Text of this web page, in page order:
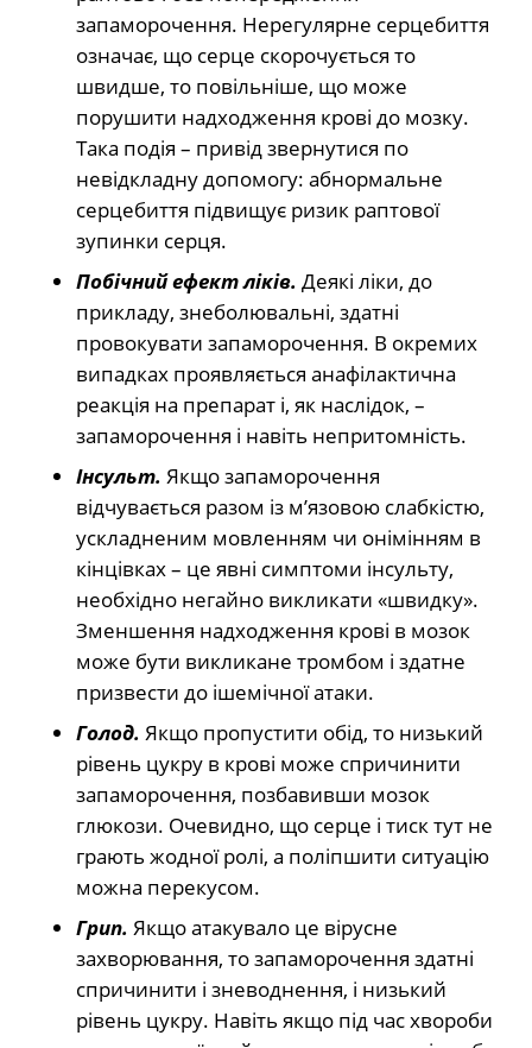
запаморочення. Нерегулярне серцебиття
означає, що серце скорочується то
швидше, то повільніше, що може
порушити надходження крові до мозку.
Така подія – привід звернутися по
невідкладну допомогу: абнормальне
серцебиття підвищує ризик раптової
зупинки серця.
Побічний ефект ліків. Деякі ліки, до
прикладу, знеболювальні, здатні
провокувати запаморочення. В окремих
випадках проявляється анафілактична
реакція на препарат і, як наслідок, –
запаморочення і навіть непритомність.
Інсульт. Якщо запаморочення
відчувається разом із м’язовою слабкістю,
ускладненим мовленням чи онімінням в
кінцівках – це явні симптоми інсульту,
необхідно негайно викликати «швидку».
Зменшення надходження крові в мозок
може бути викликане тромбом і здатне
призвести до ішемічної атаки.
Голод. Якщо пропустити обід, то низький
рівень цукру в крові може спричинити
запаморочення, позбавивши мозок
глюкози. Очевидно, що серце і тиск тут не
грають жодної ролі, а поліпшити ситуацію
можна перекусом.
Грип. Якщо атакувало це вірусне
захворювання, то запаморочення здатні
спричинити і зневоднення, і низький
рівень цукру. Навіть якщо під час хвороби